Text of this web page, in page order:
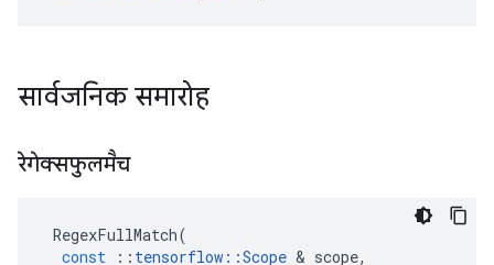
सार्वजनिक समारोह
रेगेक्सफुलमैच
RegexFullMatch(
const
:: tensorflow ::Scope & scope,